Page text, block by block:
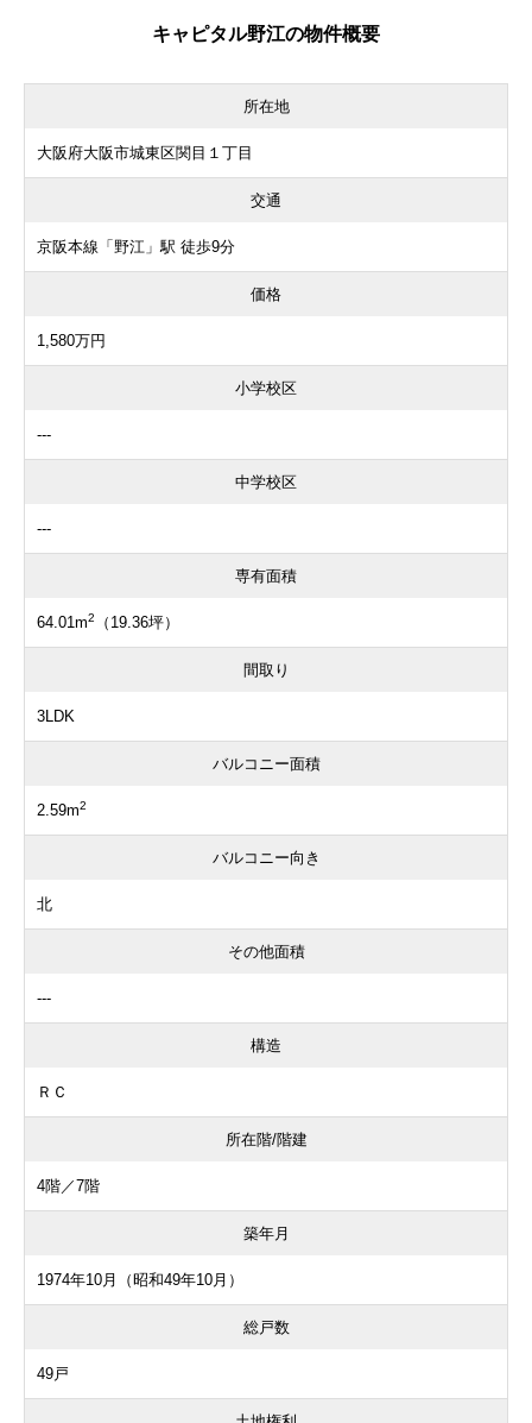
キャピタル野江の物件概要
所在地
大阪府大阪市城東区関目１丁目
交通
京阪本線「野江」駅 徒歩9分
価格
1,580万円
小学校区
---
中学校区
---
専有面積
64.01m2 （19.36坪）
間取り
3LDK
バルコニー面積
2.59m2
バルコニー向き
北
その他面積
---
構造
ＲＣ
所在階/階建
4階／7階
築年月
1974年10月（昭和49年10月）
総戸数
49戸